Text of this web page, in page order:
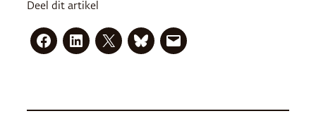
Deel dit artikel